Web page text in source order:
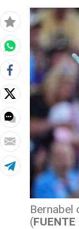
Bernabel
(FUENTE